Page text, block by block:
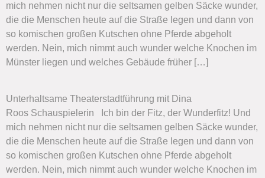
mich nehmen nicht nur die seltsamen gelben Säcke wunder,
die die Menschen heute auf die Straße legen und dann von
so komischen großen Kutschen ohne Pferde abgeholt
werden. Nein, mich nimmt auch wunder welche Knochen im
Münster liegen und welches Gebäude früher […]
Unterhaltsame Theaterstadtführung mit Dina
Roos Schauspielerin Ich bin der Fitz, der Wunderfitz! Und
mich nehmen nicht nur die seltsamen gelben Säcke wunder,
die die Menschen heute auf die Straße legen und dann von
so komischen großen Kutschen ohne Pferde abgeholt
werden. Nein, mich nimmt auch wunder welche Knochen im